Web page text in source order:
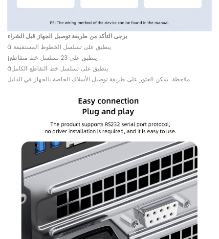
يرجى التأكد من طريقة توصيل الجهاز قبل الشراء
â ينطبق على تسلسل الخطوط المستقيمة
¡ينطبق على 23 تسلسل خط متقاطع
âينطبق على تسلسل خط التقاطع الكامل
ملاحظة: يمكن العثور على طريقة توصيل الأسلاك الخاصة بالجهاز في الدليل.